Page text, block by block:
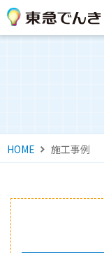
HOME 施工事例